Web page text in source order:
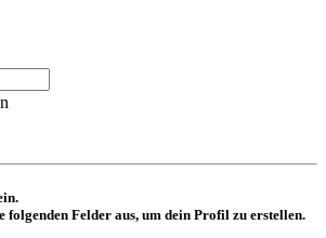
folgenden Felder aus, um dein Profil zu erstellen.